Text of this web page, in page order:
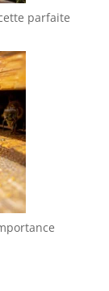
parfaite